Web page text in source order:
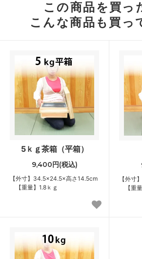
この商品を買っ
こんな商品も買っ
5ｋｇ茶箱（平箱）
9,400円(税込)
【外寸】34.5×24.5×高さ14.5cm
【重量】1.8ｋｇ
【外寸
【重量